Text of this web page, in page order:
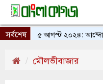
সর্বশেষ ৫ আগস্ট ২০২৪: আন্দোলন
মৌলভীবাজার